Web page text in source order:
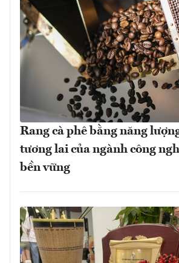
Rang cà phê bằng năng
tương lai của ngành công
bền vững